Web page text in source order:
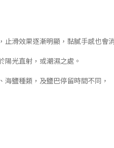
滑效果逐漸明顯，黏膩手感也會
光直射，或潮濕之處。
鹽種類，及鹽巴停留時間不同，